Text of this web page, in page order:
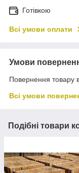
Готівкою
Всі умови оплати
Умови
Повернення товару
Всі умови
Подібні товари